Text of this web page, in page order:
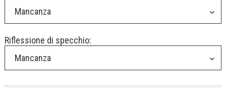
Mancanza
Riflessione di specchio:
Mancanza